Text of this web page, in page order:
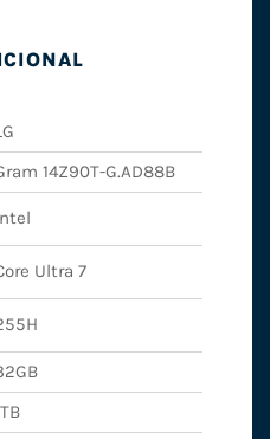
14Z90T-G.AD88B
Ultra 7